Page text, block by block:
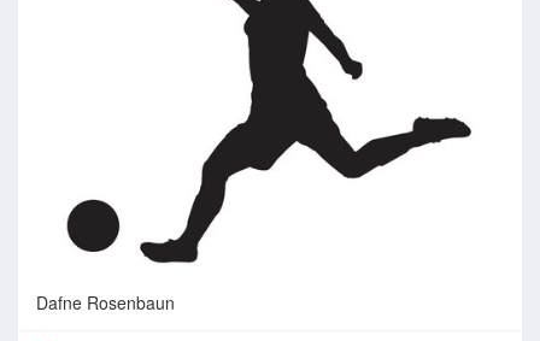
Dafne Rosenbaun